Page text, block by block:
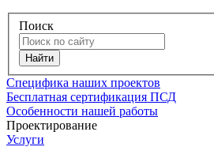
Поиск
Специфика наших проектов
Бесплатная сертификация ПСД
Особенности нашей работы
Проектирование
Услуги